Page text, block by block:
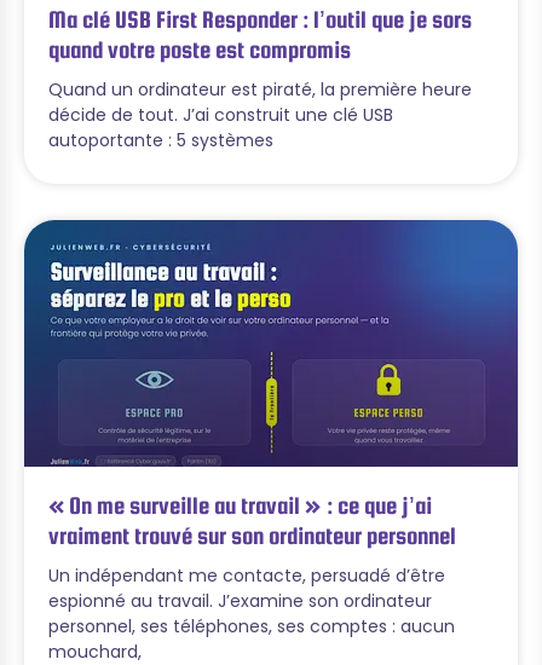
Ma clé USB First Responder : l’outil que je sors
quand votre poste est compromis
Quand un ordinateur est piraté, la première heure
décide de tout. J’ai construit une clé USB
autoportante : 5 systèmes
« On me surveille au travail » : ce que j’ai
vraiment trouvé sur son ordinateur personnel
Un indépendant me contacte, persuadé d’être
espionné au travail. J’examine son ordinateur
personnel, ses téléphones, ses comptes : aucun
mouchard,